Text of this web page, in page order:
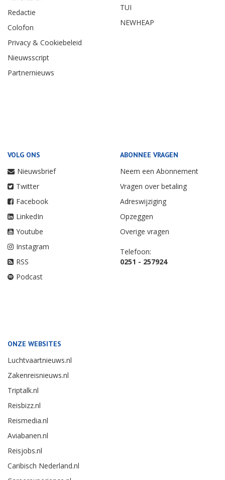
Redactie
Colofon
Privacy & Cookiebeleid
Nieuwsscript
Partnernieuws
TUI
NEWHEAP
VOLG ONS
Nieuwsbrief
Twitter
Facebook
LinkedIn
Youtube
Instagram
RSS
Podcast
ABONNEE VRAGEN
Neem een Abonnement
Vragen over betaling
Adreswijziging
Opzeggen
Overige vragen
Telefoon:
0251 - 257924
ONZE WEBSITES
Luchtvaartnieuws.nl
Zakenreisnieuws.nl
Triptalk.nl
Reisbizz.nl
Reismedia.nl
Aviabanen.nl
Reisjobs.nl
Caribisch Nederland.nl